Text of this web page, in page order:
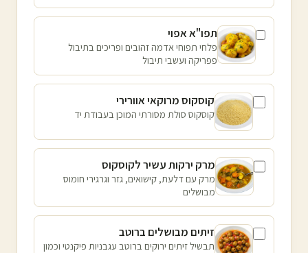
תפו"א אפוי
פלחי תפוחי אדמה זהובים ופריכים בתיבול
פפריקה ועשבי תיבול
קוסקוס מרוקאי אוורירי
קוסקוס סולת מסורתי המוכן בעבודת יד
מרק ירקות עשיר לקוסקוס
מרק עם דלעת, קישואים, גזר וגרגירי חומוס
מבושלים
זיתים מבושלים ברוטב
תבשיל זיתים ירוקים ברוטב עגבניות פיקנטי וכמון